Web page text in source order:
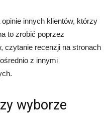
innych klientów, którzy
to zrobić poprzez
czytanie recenzji na stronach
z innymi
wyborze